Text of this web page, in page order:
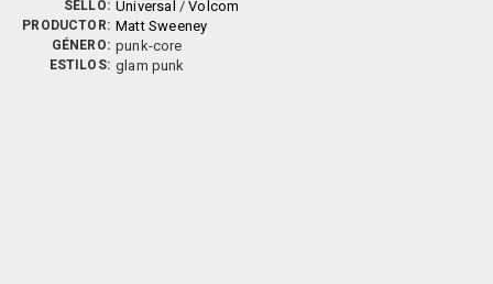
SELLO: Universal /Volcom
PRODUCTOR: Matt Sweeney
GÉNERO: punk-core
ESTILOS: glam punk